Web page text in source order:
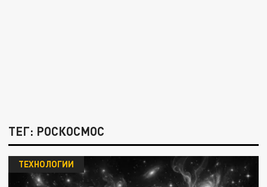
ТЕГ: РОСКОСМОС
ТЕХНОЛОГИИ